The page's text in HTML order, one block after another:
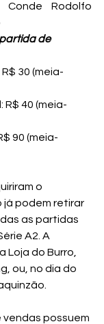
Rodolfo
de
30 (meia-
40 (meia-
90 (meia-
o
já podem retirar
as partidas
A2. A
do Burro,
ou, no dia do
possuem